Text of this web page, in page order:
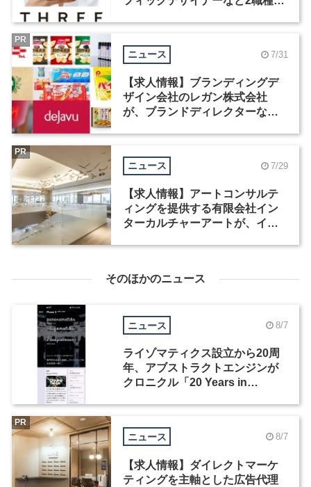
ニュース 7/31
【求人情報】ブランディングデ
ザイン会社のレガン株式会社
が、ブランドディレクターなど3
PR
ニュース 7/29
【求人情報】アートコンサルテ
ィングを提供する有限会社イン
ターカルチャーアートが、イン
PR
そのほかのニュース
ニュース 8/7
ライゾマティクス設立から20周
年、アブストラクトエンジンが
クロニクル「20 Years in
ニュース 8/7
【求人情報】ダイレクトマーケ
ティングを主軸とした広告代理
PR